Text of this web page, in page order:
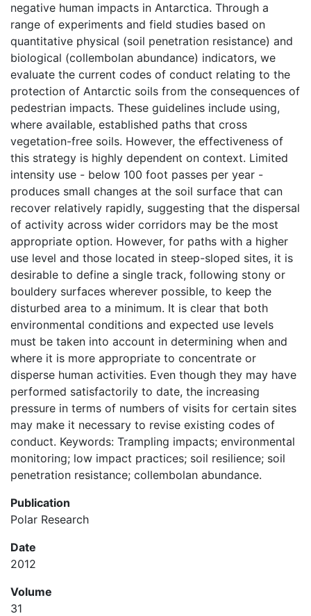
negative human impacts in Antarctica. Through a
range of experiments and field studies based on
quantitative physical (soil penetration resistance) and
biological (collembolan abundance) indicators, we
evaluate the current codes of conduct relating to the
protection of Antarctic soils from the consequences of
pedestrian impacts. These guidelines include using,
where available, established paths that cross
vegetation-free soils. However, the effectiveness of
this strategy is highly dependent on context. Limited
intensity use - below 100 foot passes per year -
produces small changes at the soil surface that can
recover relatively rapidly, suggesting that the dispersal
of activity across wider corridors may be the most
appropriate option. However, for paths with a higher
use level and those located in steep-sloped sites, it is
desirable to define a single track, following stony or
bouldery surfaces wherever possible, to keep the
disturbed area to a minimum. It is clear that both
environmental conditions and expected use levels
must be taken into account in determining when and
where it is more appropriate to concentrate or
disperse human activities. Even though they may have
performed satisfactorily to date, the increasing
pressure in terms of numbers of visits for certain sites
may make it necessary to revise existing codes of
conduct. Keywords: Trampling impacts; environmental
monitoring; low impact practices; soil resilience; soil
penetration resistance; collembolan abundance.
Publication
Polar Research
Date
2012
Volume
31